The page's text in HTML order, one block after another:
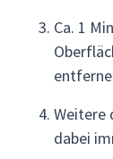
Ca. 1
Weitere
dabei